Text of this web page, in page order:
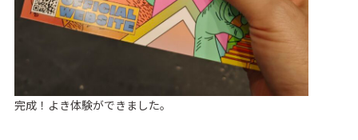
完成！よき体験ができました。